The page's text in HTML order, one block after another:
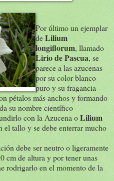
Por último un ejemplar
deLilium
longiflorum, llamado
Lirio de Pascua, se
parece a las azucenas
por su color blanco
puro y su fragancia
pétalos más anchos y formando
su nombre científico
con la Azucena oLilium
el tallo y se debe enterrar mucho
debe ser neutro o ligeramente
cm de altura y por tener unas
rodrigarlo en el momento de la